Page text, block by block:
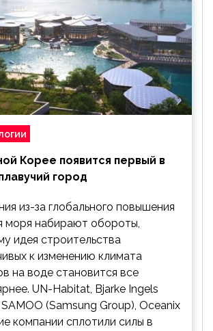
Корее появится первый в
город
из-за глобального повышения
моря набирают обороты,
идея строительства
к изменению климата
на воде становится все
UN-Habitat, Bjarke Ingels
(Samsung Group), Oceanix
компании сплотили силы в